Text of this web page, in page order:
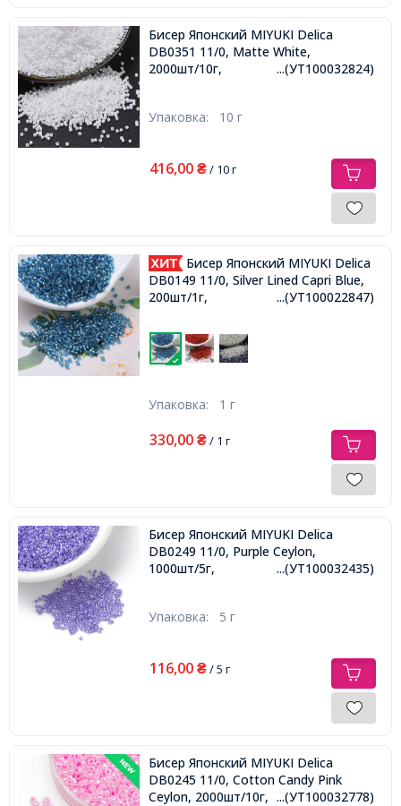
Бисер Японский MIYUKI Delica
DB0351 11/0, Matte White,
2000шт/10г,
...(УТ100032824)
Упаковка: 10 г
416,00 ₴/ 10 г
Бисер Японский MIYUKI Delica
DB0149 11/0, Silver Lined Capri Blue,
200шт/1г,
...(УТ100022847)
Упаковка: 1 г
330,00 ₴/ 1 г
Бисер Японский MIYUKI Delica
DB0249 11/0, Purple Ceylon,
1000шт/5г,
...(УТ100032435)
Упаковка: 5 г
116,00 ₴/ 5 г
Бисер Японский MIYUKI Delica
DB0245 11/0, Cotton Candy Pink
Ceylon, 2000шт/10г, ...(УТ100032778)